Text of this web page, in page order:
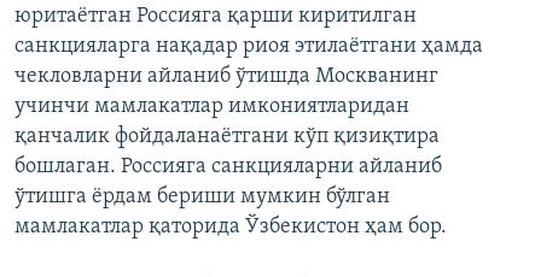
юритаётган Россияга қарши киритилган
санкцияларга нақадар риоя этилаётгани ҳамда
чекловларни айланиб ўтишда Москванинг
учинчи мамлакатлар имкониятларидан
қанчалик фойдаланаётгани кўп қизиқтира
бошлаган. Россияга санкцияларни айланиб
ўтишга ёрдам бериши мумкин бўлган
мамлакатлар қаторида Ўзбекистон ҳам бор.